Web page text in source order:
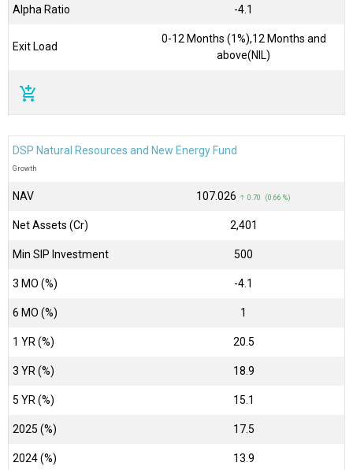
Alpha Ratio -4.1
Exit Load
0-12 Months (1%),12 Months and
above(NIL)
add_shopping_cart
DSP Natural Resources and New Energy Fund
Growth
NAV ₹107.026 ↑ 0.70 (0.66 %)
Net Assets (Cr) ₹2,401
Min SIP Investment 500
3 MO (%) -4.1
6 MO (%) 1
1 YR (%) 20.5
3 YR (%) 18.9
5 YR (%) 15.1
2025 (%) 17.5
2024 (%) 13.9